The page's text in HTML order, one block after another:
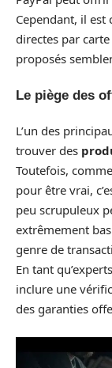
Cependant, il est
directes par
proposés
Le piège des
L’un des
trouver des
Toutefois,
pour être vrai,
peu scrupuleux
extrêmement
genre de
En tant
inclure une
des garanties